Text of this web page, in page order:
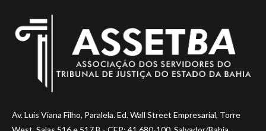
Av. Luis Viana Filho, Paralela. Ed. Wall Street Empresarial, Torre